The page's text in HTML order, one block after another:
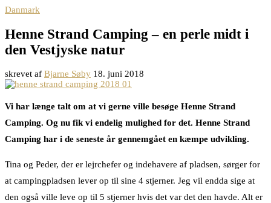
Danmark
Henne Strand Camping – en perle midt i
den Vestjyske natur
skrevet af Bjarne Søby 18. juni 2018
Vi har længe talt om at vi gerne ville besøge Henne Strand
Camping. Og nu fik vi endelig mulighed for det. Henne Strand
Camping har i de seneste år gennemgået en kæmpe udvikling.
Tina og Peder, der er lejrchefer og indehavere af pladsen, sørger for
at campingpladsen lever op til sine 4 stjerner. Jeg vil endda sige at
den også ville leve op til 5 stjerner hvis det var det den havde. Alt er